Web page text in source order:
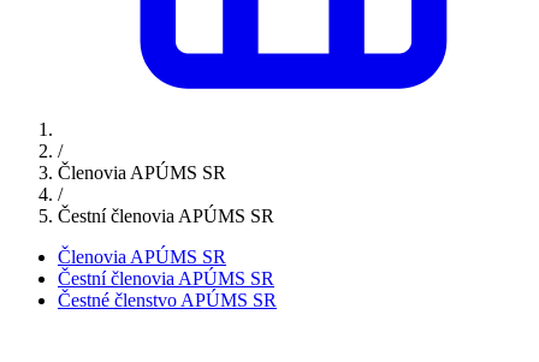
/
Členovia APÚMS SR
/
Čestní členovia APÚMS SR
Členovia APÚMS SR
Čestní členovia APÚMS SR
Čestné členstvo APÚMS SR